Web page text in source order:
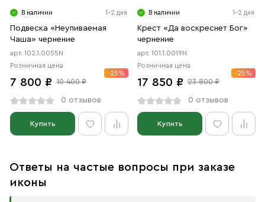
В наличии 1-2 дня
Подвеска «Неупиваемая
Чаша» чернение
арт. 102.1.0055N
Розничная цена
7 800 ₽ 10 400 ₽
-25%
0 отзывов
Купить
В наличии 1-2 дня
Крест «Да воскреснет Бог»
чернение
арт. 101.1.0019N
Розничная цена
17 850 ₽ 23 800 ₽
-25%
0 отзывов
Купить
Ответы на частые вопросы при заказе
иконы